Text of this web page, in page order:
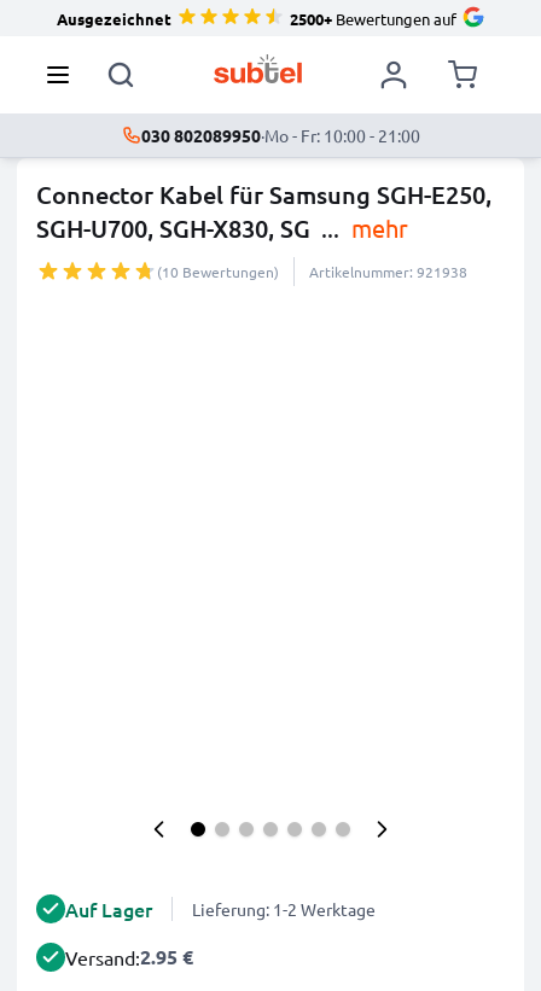
Ausgezeichnet 2500+Bewertungen auf
030 802089950·Mo - Fr: 10:00 - 21:00
Connector Kabel für Samsung SGH-E250,
SGH-U700, SGH-X830, SG ... mehr
(10 Bewertungen) Artikelnummer: 921938
Auf Lager Lieferung: 1-2 Werktage
Versand:2.95 €